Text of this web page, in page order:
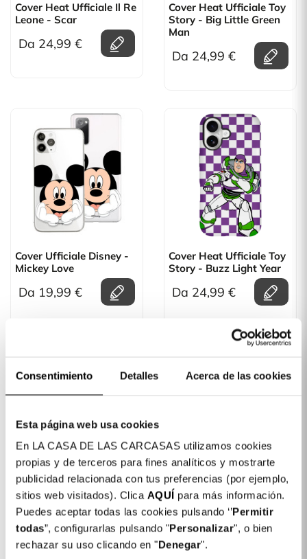
Consentimiento Detalles Acerca de las cookies
Esta página web usa cookies
En LA CASA DE LAS CARCASAS utilizamos cookies
propias y de terceros para fines analíticos y mostrarte
publicidad relacionada con tus preferencias (por ejemplo,
sitios web visitados). Clica AQUÍ para más información.
Puedes aceptar todas las cookies pulsando ‘’Permitir
todas”, configurarlas pulsando "Personalizar", o bien
rechazar su uso clicando en "Denegar".
Cover Heat Ufficiale Il Re
Leone - Scar
Da 24,99 €
Cover Heat Ufficiale Toy
Story - Big Little Green
Man
Da 24,99 €
Cover Ufficiale Disney -
Mickey Love
Da 19,99 €
Cover Heat Ufficiale Toy
Story - Buzz Light Year
Da 24,99 €
Cover Heat Ufficiale Toy
Story - Buzz Light Year
Print
Da 24,99 €
Cover Heat Ufficiale Toy
Story - Balls
Da 24,99 €